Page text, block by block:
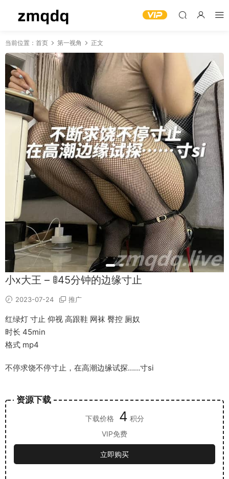
当前位置： 首页 第一视角 正文
小x大王 – 🚦45分钟的边缘寸止
2023-07-24 推广
红绿灯 寸止 仰视 高跟鞋 网袜 臀控 厕奴
时长 45min
格式 mp4
不停求饶不停寸止，在高潮边缘试探……寸si
资源下载
下载价格 4 积分
VIP免费
立即购买